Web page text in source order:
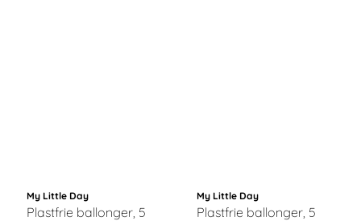
My Little Day
Plastfrie ballonger, 5
My Little Day
Plastfrie ballonger, 5